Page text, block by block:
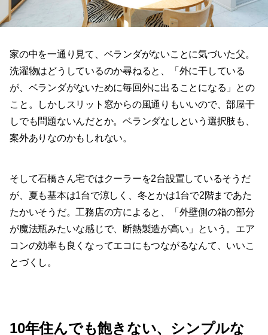
家の中を一通り見て、ベランダがないことに気づいた父。
洗濯物はどうしているのか尋ねると、「外に干している
が、ベランダがないために毎回外に出ることになる」との
こと。しかしスリット窓からの風通りもいいので、部屋干
しでも問題ないんだとか。ベランダなしという選択肢も、
案外ありなのかもしれない。
そして石橋さん宅ではクーラーを2台設置しているそうだ
が、夏も基本は1台で涼しく、冬とかは1台で2階まであた
たかいそうだ。工務店の方によると、「外壁側の箱の部分
が魔法瓶みたいな感じで、断熱製造が高い」という。エア
コンの効率も良くなってエコにもつながるなんて、いいこ
とづくし。
10年住んでも飽きない、シンプルな